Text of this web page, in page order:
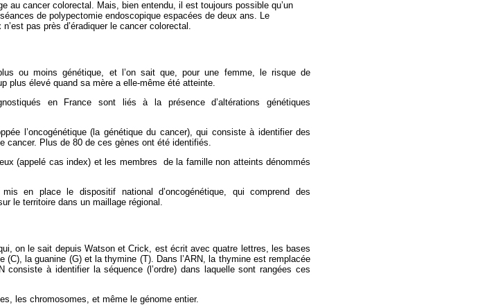
au cancer colorectal. Mais, bien entendu, il est toujours possible qu’un
de polypectomie endoscopique espacées de deux ans. Le
pas près d’éradiquer le cancer colorectal.
ou moins génétique, et l’on sait que, pour une femme, le risque de
plus élevé quand sa mère a elle-même été atteinte.
en France sont liés à la présence d’altérations génétiques
l’oncogénétique (la génétique du cancer), qui consiste à identifier des
cancer. Plus de 80 de ces gènes ont été identifiés.
(appelé cas index) et les membres de la famille non atteints dénommés
en place le dispositif national d’oncogénétique, qui comprend des
le territoire dans un maillage régional.
on le sait depuis Watson et Crick, est écrit avec quatre lettres, les bases
(C), la guanine (G) et la thymine (T). Dans l’ARN, la thymine est remplacée
consiste à identifier la séquence (l’ordre) dans laquelle sont rangées ces
les chromosomes, et même le génome entier.